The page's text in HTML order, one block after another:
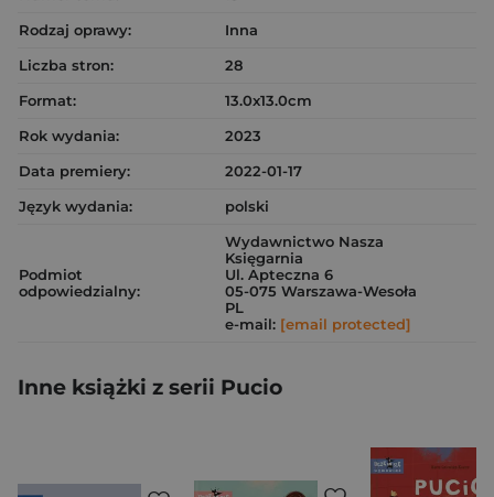
Rodzaj oprawy:
Inna
Liczba stron:
28
Format:
13.0x13.0cm
Rok wydania:
2023
Data premiery:
2022-01-17
Język wydania:
polski
Podmiot
odpowiedzialny:
Wydawnictwo Nasza
Księgarnia
Ul. Apteczna 6
05-075 Warszawa-Wesoła
PL
e-mail: [email protected]
Inne książki z serii Pucio